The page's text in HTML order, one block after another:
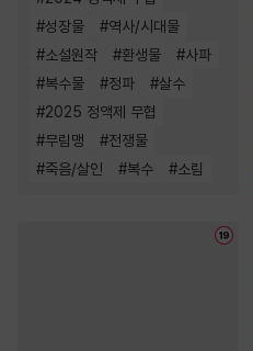
#성장물 #역사/시대물
#소설원작 #환생물 #사파
#복수물 #정파 #살수
#2025 정액제 무협
#무림맹 #전쟁물
#죽음/살인 #복수 #소림